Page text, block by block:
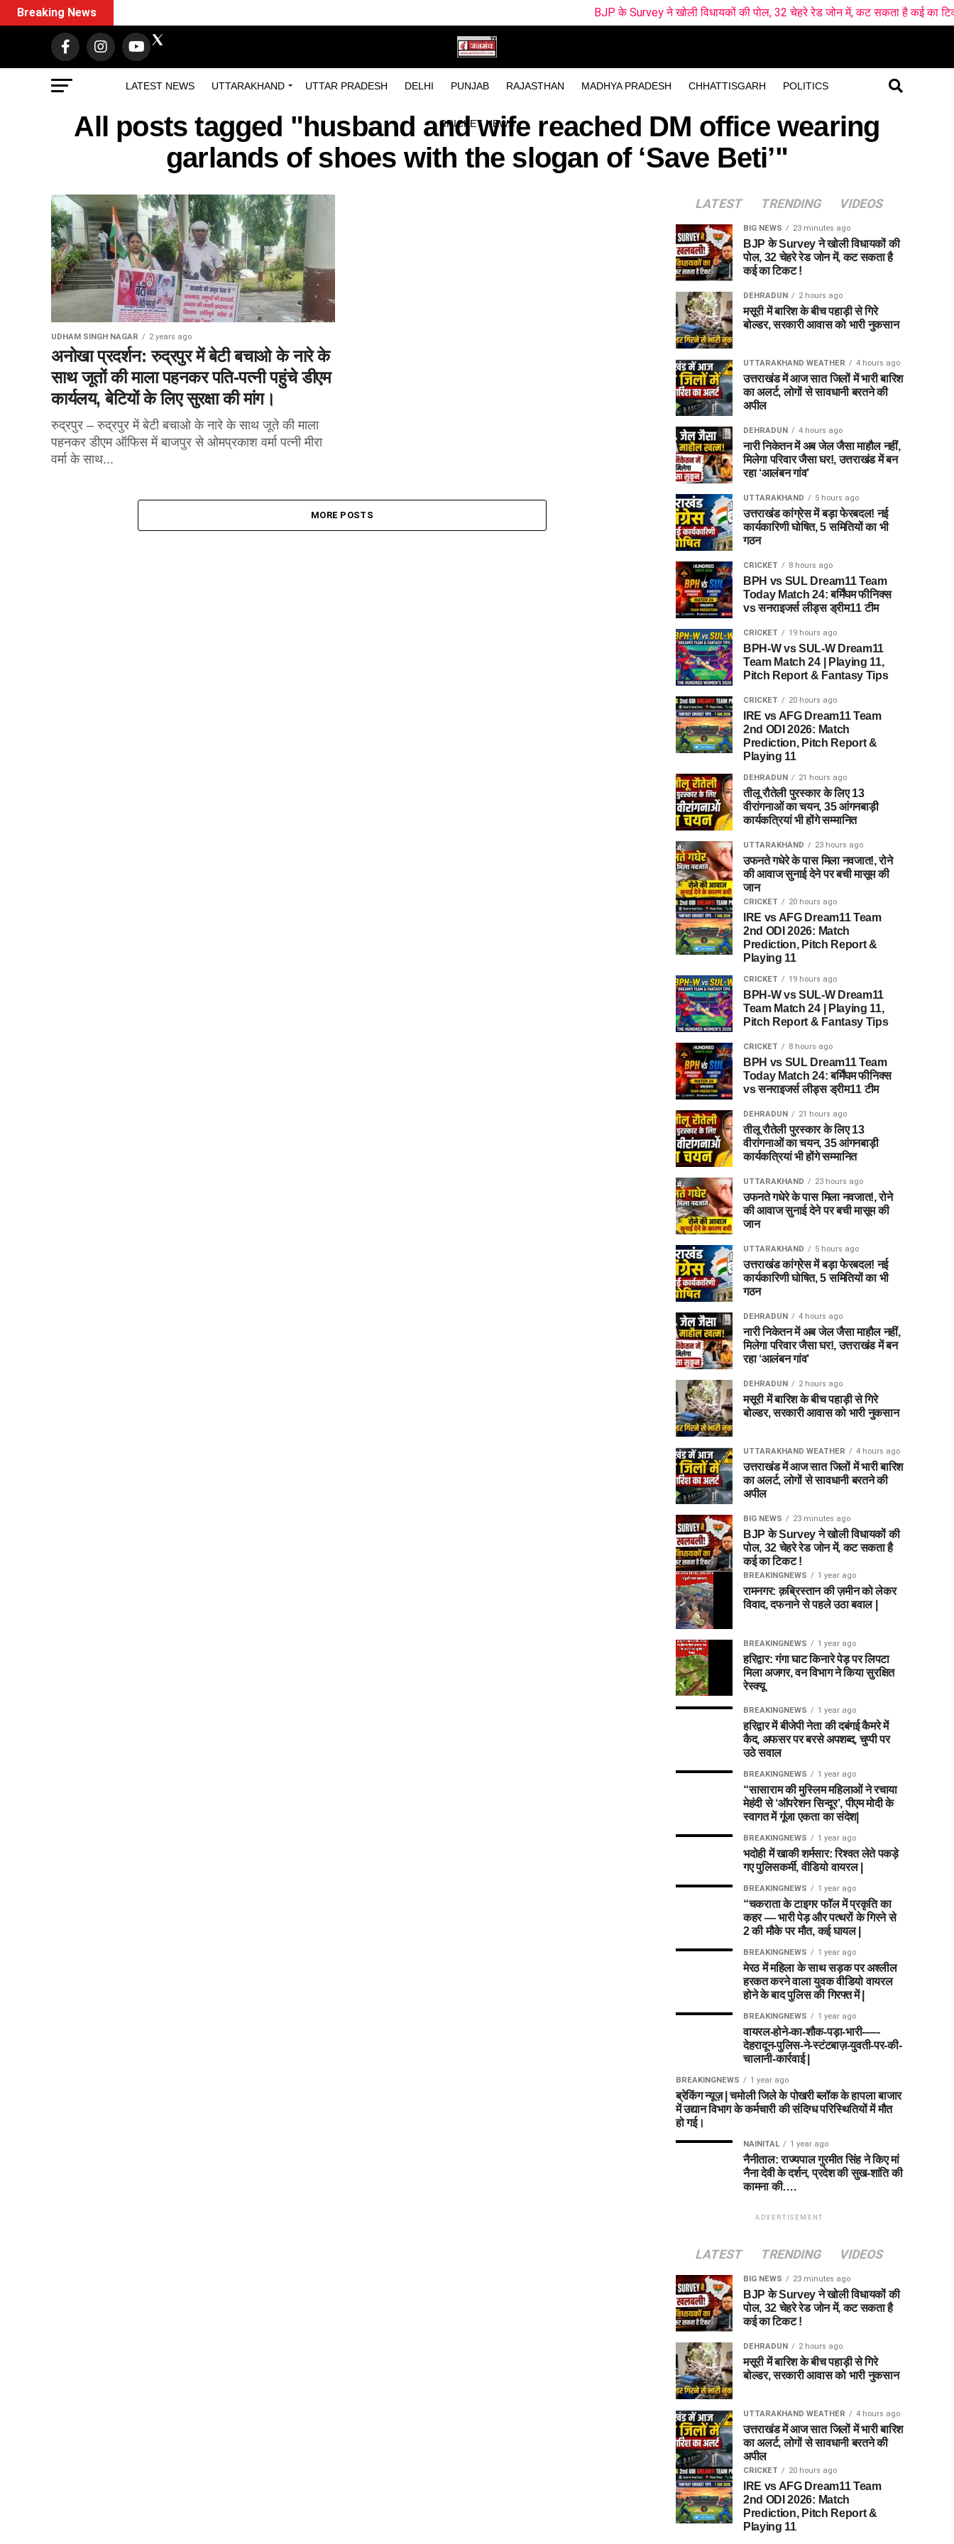
LATEST NEWS UTTARAKHAND UTTAR PRADESH DELHI PUNJAB RAJASTHAN MADHYA PRADESH CHHATTISGARH POLITICS
CRICKET NEWS
Breaking News BJP के Survey ने खोली विधायकों की पोल, 32 चेहरे रेड जोन में, कट सकता है कई का टिकट !
All posts tagged "husband and wife reached DM office wearing
garlands of shoes with the slogan of ‘Save Beti’"
UDHAM SINGH NAGAR 2 years ago
अनोखा प्रदर्शन: रुद्रपुर में बेटी बचाओ के नारे के
साथ जूतों की माला पहनकर पति-पत्नी पहुंचे डीएम
कार्यलय, बेटियों के लिए सुरक्षा की मांग।
रुद्रपुर – रुद्रपुर में बेटी बचाओ के नारे के साथ जूते की माला
पहनकर डीएम ऑफिस में बाजपुर से ओमप्रकाश वर्मा पत्नी मीरा
वर्मा के साथ...
MORE POSTS
LATEST TRENDING VIDEOS
BIG NEWS 23 minutes ago
BJP के Survey ने खोली विधायकों की
पोल, 32 चेहरे रेड जोन में, कट सकता है
कई का टिकट !
DEHRADUN 2 hours ago
मसूरी में बारिश के बीच पहाड़ी से गिरे
बोल्डर, सरकारी आवास को भारी नुकसान
UTTARAKHAND WEATHER 4 hours ago
उत्तराखंड में आज सात जिलों में भारी बारिश
का अलर्ट, लोगों से सावधानी बरतने की
अपील
DEHRADUN 4 hours ago
नारी निकेतन में अब जेल जैसा माहौल नहीं,
मिलेगा परिवार जैसा घर!, उत्तराखंड में बन
रहा ‘आलंबन गांव’
UTTARAKHAND 5 hours ago
उत्तराखंड कांग्रेस में बड़ा फेरबदल! नई
कार्यकारिणी घोषित, 5 समितियों का भी
गठन
CRICKET 8 hours ago
BPH vs SUL Dream11 Team
Today Match 24: बर्मिंघम फीनिक्स
vs सनराइजर्स लीड्स ड्रीम11 टीम
CRICKET 19 hours ago
BPH-W vs SUL-W Dream11
Team Match 24 | Playing 11,
Pitch Report & Fantasy Tips
CRICKET 20 hours ago
IRE vs AFG Dream11 Team
2nd ODI 2026: Match
Prediction, Pitch Report &
Playing 11
DEHRADUN 21 hours ago
तीलू रौतेली पुरस्कार के लिए 13
वीरांगनाओं का चयन, 35 आंगनबाड़ी
कार्यकत्रियां भी होंगे सम्मानित
UTTARAKHAND 23 hours ago
उफनते गधेरे के पास मिला नवजात!, रोने
की आवाज सुनाई देने पर बची मासूम की
जान
CRICKET 20 hours ago
IRE vs AFG Dream11 Team
2nd ODI 2026: Match
Prediction, Pitch Report &
Playing 11
CRICKET 19 hours ago
BPH-W vs SUL-W Dream11
Team Match 24 | Playing 11,
Pitch Report & Fantasy Tips
CRICKET 8 hours ago
BPH vs SUL Dream11 Team
Today Match 24: बर्मिंघम फीनिक्स
vs सनराइजर्स लीड्स ड्रीम11 टीम
DEHRADUN 21 hours ago
तीलू रौतेली पुरस्कार के लिए 13
वीरांगनाओं का चयन, 35 आंगनबाड़ी
कार्यकत्रियां भी होंगे सम्मानित
UTTARAKHAND 23 hours ago
उफनते गधेरे के पास मिला नवजात!, रोने
की आवाज सुनाई देने पर बची मासूम की
जान
UTTARAKHAND 5 hours ago
उत्तराखंड कांग्रेस में बड़ा फेरबदल! नई
कार्यकारिणी घोषित, 5 समितियों का भी
गठन
DEHRADUN 4 hours ago
नारी निकेतन में अब जेल जैसा माहौल नहीं,
मिलेगा परिवार जैसा घर!, उत्तराखंड में बन
रहा ‘आलंबन गांव’
DEHRADUN 2 hours ago
मसूरी में बारिश के बीच पहाड़ी से गिरे
बोल्डर, सरकारी आवास को भारी नुकसान
UTTARAKHAND WEATHER 4 hours ago
उत्तराखंड में आज सात जिलों में भारी बारिश
का अलर्ट, लोगों से सावधानी बरतने की
अपील
BIG NEWS 23 minutes ago
BJP के Survey ने खोली विधायकों की
पोल, 32 चेहरे रेड जोन में, कट सकता है
कई का टिकट !
BREAKINGNEWS 1 year ago
रामनगर: क़ब्रिस्तान की ज़मीन को लेकर
विवाद, दफनाने से पहले उठा बवाल |
BREAKINGNEWS 1 year ago
हरिद्वार: गंगा घाट किनारे पेड़ पर लिपटा
मिला अजगर, वन विभाग ने किया सुरक्षित
रेस्क्यू
BREAKINGNEWS 1 year ago
हरिद्वार में बीजेपी नेता की दबंगई कैमरे में
कैद, अफसर पर बरसे अपशब्द, चुप्पी पर
उठे सवाल
BREAKINGNEWS 1 year ago
“सासाराम की मुस्लिम महिलाओं ने रचाया
मेहंदी से ‘ऑपरेशन सिन्दूर’, पीएम मोदी के
स्वागत में गूंजा एकता का संदेश|
BREAKINGNEWS 1 year ago
भदोही में खाकी शर्मसार: रिश्वत लेते पकड़े
गए पुलिसकर्मी, वीडियो वायरल |
BREAKINGNEWS 1 year ago
“चकराता के टाइगर फॉल में प्रकृति का
कहर — भारी पेड़ और पत्थरों के गिरने से
2 की मौके पर मौत, कई घायल |
BREAKINGNEWS 1 year ago
मेरठ में महिला के साथ सड़क पर अश्लील
हरकत करने वाला युवक वीडियो वायरल
होने के बाद पुलिस की गिरफ्त में |
BREAKINGNEWS 1 year ago
वायरल-होने-का-शौक-पड़ा-भारी-—-
देहरादून-पुलिस-ने-स्टंटबाज़-युवती-पर-की-
चालानी-कार्रवाई |
BREAKINGNEWS 1 year ago
ब्रेकिंग न्यूज़ | चमोली जिले के पोखरी ब्लॉक के हापला बाजार
में उद्यान विभाग के कर्मचारी की संदिग्ध परिस्थितियों में मौत
हो गई।
NAINITAL 1 year ago
नैनीताल: राज्यपाल गुरमीत सिंह ने किए मां
नैना देवी के दर्शन, प्रदेश की सुख-शांति की
कामना की….
ADVERTISEMENT
LATEST TRENDING VIDEOS
BIG NEWS 23 minutes ago
BJP के Survey ने खोली विधायकों की
पोल, 32 चेहरे रेड जोन में, कट सकता है
कई का टिकट !
DEHRADUN 2 hours ago
मसूरी में बारिश के बीच पहाड़ी से गिरे
बोल्डर, सरकारी आवास को भारी नुकसान
UTTARAKHAND WEATHER 4 hours ago
उत्तराखंड में आज सात जिलों में भारी बारिश
का अलर्ट, लोगों से सावधानी बरतने की
अपील
CRICKET 20 hours ago
IRE vs AFG Dream11 Team
2nd ODI 2026: Match
Prediction, Pitch Report &
Playing 11